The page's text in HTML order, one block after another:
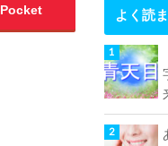
Pocket よく読